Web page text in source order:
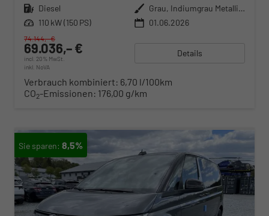
Kraftstoff Diesel Außenfarbe
Grau, Indiumgrau Metallic (X3)
Leistung 110 kW (150 PS) 01.06.2026
69.036,– €
incl. 20% MwSt.
inkl. NoVA
74.144,– €
Details
Verbrauch kombiniert: 6,70 l/100km
CO2-Emissionen: 176,00 g/km
8,5%